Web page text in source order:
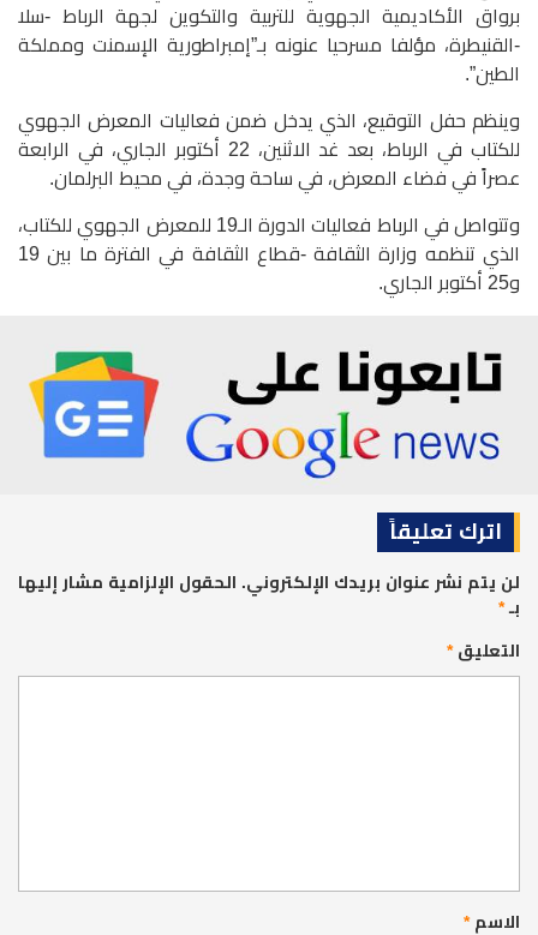
برواق الأكاديمية الجهوية للتربية والتكوين لجهة الرباط -سلا
-القنيطرة، مؤلفا مسرحيا عنونه بـ”إمبراطورية الإسمنت ومملكة
الطين”.
وينظم حفل التوقيع، الذي يدخل ضمن فعاليات المعرض الجهوي
للكتاب في الرباط، بعد غد الاثنين، 22 أكتوبر الجاري، في الرابعة
عصراً في فضاء المعرض، في ساحة وجدة، في محيط البرلمان.
وتتواصل في الرباط فعاليات الدورة الـ19 للمعرض الجهوي للكتاب،
الذي تنظمه وزارة الثقافة -قطاع الثقافة في الفترة ما بين 19
و25 أكتوبر الجاري.
اترك تعليقاً
لن يتم نشر عنوان بريدك الإلكتروني. الحقول الإلزامية مشار إليها
بـ*
التعليق*
الاسم*